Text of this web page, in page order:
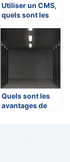
Utiliser un CMS,
quels sont les
Quels sont les
avantages de